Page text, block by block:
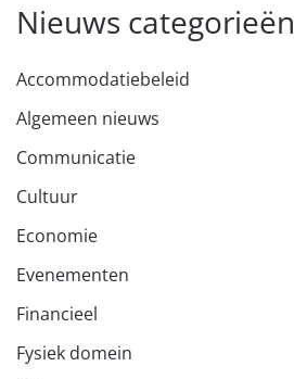
Nieuws categorieën
Accommodatiebeleid
Algemeen nieuws
Communicatie
Cultuur
Economie
Evenementen
Financieel
Fysiek domein